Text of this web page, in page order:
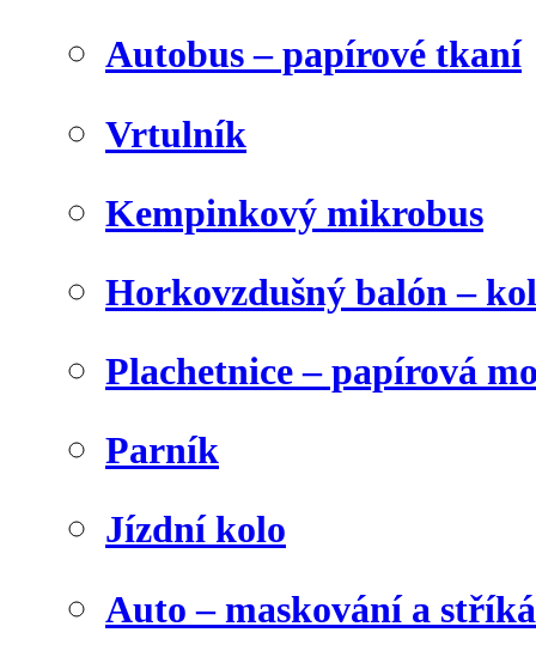
Autobus – papírové tkaní
Vrtulník
Kempinkový mikrobus
Horkovzdušný balón –
Plachetnice – papírová
Parník
Jízdní kolo
Auto – maskování a